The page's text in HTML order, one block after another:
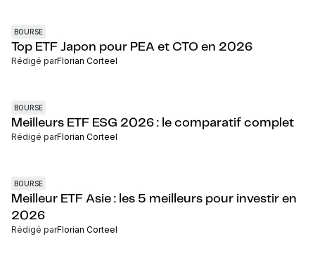
BOURSE
Top ETF Japon pour PEA et CTO en 2026
Rédigé parFlorian Corteel
BOURSE
Meilleurs ETF ESG 2026 : le comparatif complet
Rédigé parFlorian Corteel
BOURSE
Meilleur ETF Asie : les 5 meilleurs pour investir en
2026
Rédigé parFlorian Corteel